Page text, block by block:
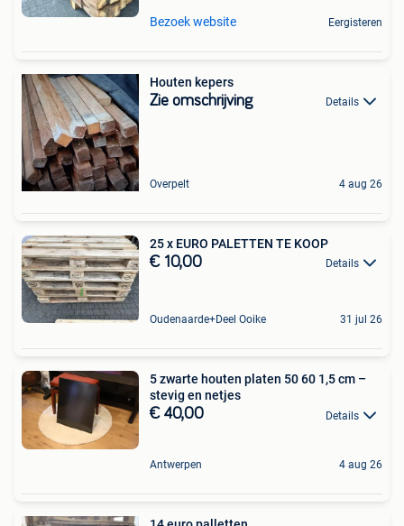
Bezoek website Eergisteren
Houten kepers
Zie omschrijving Details
Overpelt 4 aug 26
25 x EURO PALETTEN TE KOOP
€ 10,00 Details
Oudenaarde+Deel Ooike 31 jul 26
5 zwarte houten platen 50 60 1,5 cm –
stevig en netjes
€ 40,00 Details
Antwerpen 4 aug 26